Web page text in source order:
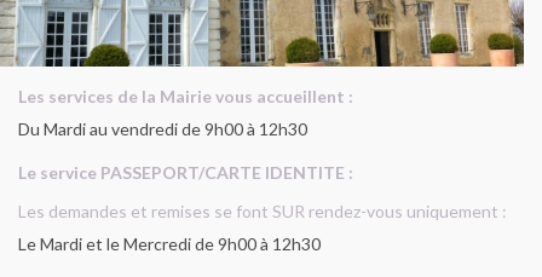
Les services de la Mairie vous accueillent :
Du Mardi au vendredi de 9h00 à 12h30
Le service PASSEPORT/CARTE IDENTITE :
Les demandes et remises se font SUR rendez-vous uniquement :
Le Mardi et le Mercredi de 9h00 à 12h30